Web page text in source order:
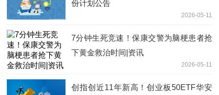
份计划公告
2026-05-11
7分钟生死竞速！保康交警为脑梗患者抢
下黄金救治时间|资讯
2026-05-11
创指创近11年新高！创业板50ETF华安